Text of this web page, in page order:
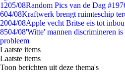
1205/08Random Pics van de Dag
604/08Kraftwerk brengt ruimteschip
2004/08Apple vecht Britse eis tot
8504/08'Witte' mannen discrimineren
probleem
Laatste items
Laatste items
Toon berichten uit deze thema's